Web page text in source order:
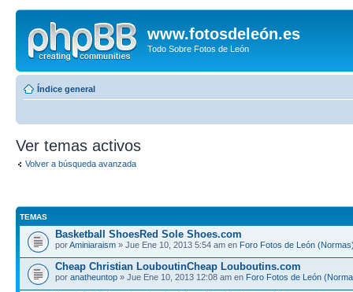
www.fotosdeleón.es
Todo Sobre Fotos de León
Índice general
Ver temas activos
Volver a búsqueda avanzada
TEMAS
Basketball ShoesRed Sole Shoes.com
porAminiaraism » Jue Ene 10, 2013 5:54 am en Foro Fotos de León
Cheap Christian LouboutinCheap Louboutins.com
por anatheuntop » Jue Ene 10, 2013 12:08 am en Foro Fotos de León